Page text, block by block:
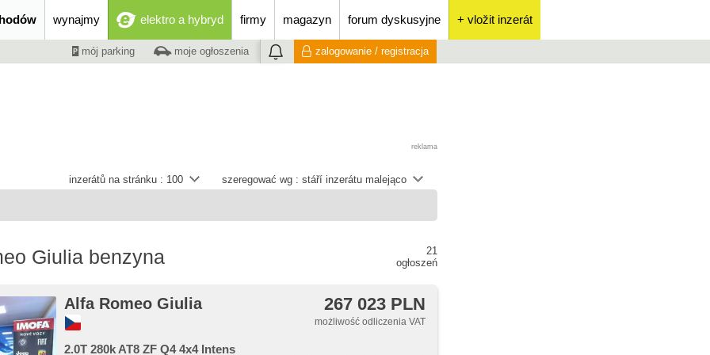
wynajmy elektro a hybryd firmy magazyn forum dyskusyjne + vložit inzerát
mój parking moje ogłoszenia zalogowanie / registracja
reklama
szeregować wg : stáří inzerátu malejąco
inzerátů na stránku : 100
Giulia benzyna
21
ogłoszeń
Alfa Romeo Giulia 267 023 PLN
możliwość odliczenia VAT
2.0T 280k AT8 ZF Q4 4x4 Intens